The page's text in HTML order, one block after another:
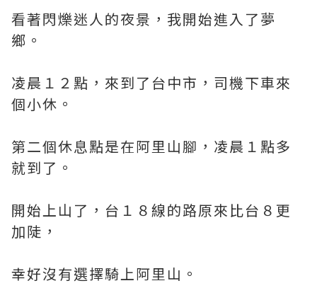
看著閃爍迷人的夜景，我開始進入了夢
鄉。
凌晨１２點，來到了台中市，司機下車來
個小休。
第二個休息點是在阿里山腳，凌晨１點多
就到了。
開始上山了，台１８線的路原來比台８更
加陡，
幸好沒有選擇騎上阿里山。